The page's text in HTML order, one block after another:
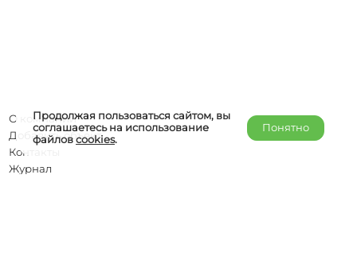
Продолжая пользоваться сайтом, вы
соглашаетесь на использование
файловcookies.
Понятно
О компании
Добавить объект
Контакты
Журнал